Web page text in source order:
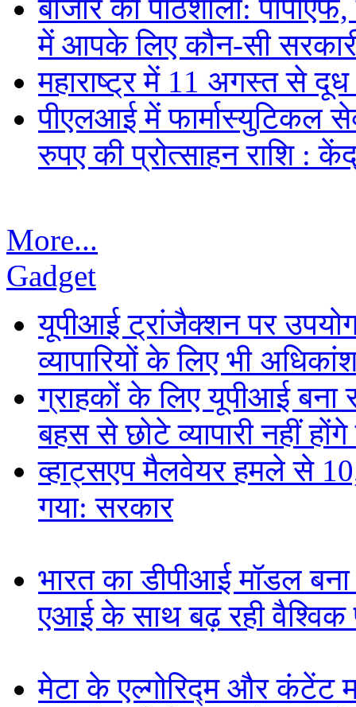
बाजार की पाठशाला:
में आपके लिए कौन-सी
महाराष्ट्र में 11 अगस्त से
पीएलआई में फार्मास्युटिकल
रुपए की प्रोत्साहन राशि :
More...
Gadget
यूपीआई ट्रांजैक्शन पर
व्यापारियों के लिए भी
ग्राहकों के लिए यूपीआई
बहस से छोटे व्यापारी नहीं
व्हाट्सएप मैलवेयर हमले से
गया: सरकार
भारत का डीपीआई मॉडल
एआई के साथ बढ़ रही वैश्विक
मेटा के एल्गोरिद्म और कंटेंट